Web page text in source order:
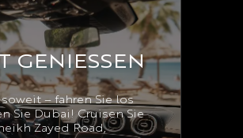
GENIESSEN
– fahren Sie los
Sie Dubai! Cruisen Sie
Zayed Road,